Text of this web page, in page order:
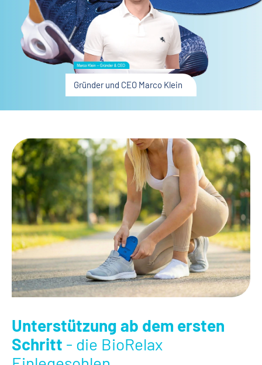
Gründer und CEO Marco Klein
Unterstützung ab dem ersten
Schritt - die BioRelax